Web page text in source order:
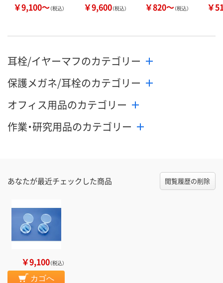
￥9,100～（税込） ￥9,600（税込） ￥820～（税込） ￥
耳栓/イヤーマフのカテゴリー
保護メガネ/耳栓のカテゴリー
オフィス用品のカテゴリー
作業・研究用品のカテゴリー
あなたが最近チェックした商品 閲覧履歴の削除
￥9,100（税込）
カゴへ